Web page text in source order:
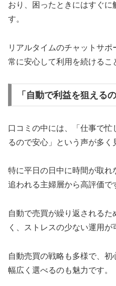
おり、困ったときにはすぐに
す。
リアルタイムのチャットサポ
常に安心して利用を続けるこ
「自動で利益を狙える
口コミの中には、「仕事で
るので安心」という声が多く
特に平日の日中に時間が取れ
追われる主婦層から高評価で
自動で売買が繰り返される
く、ストレスの少ない運用が
自動売買の戦略も多様で、
幅広く選べるのも魅力です。